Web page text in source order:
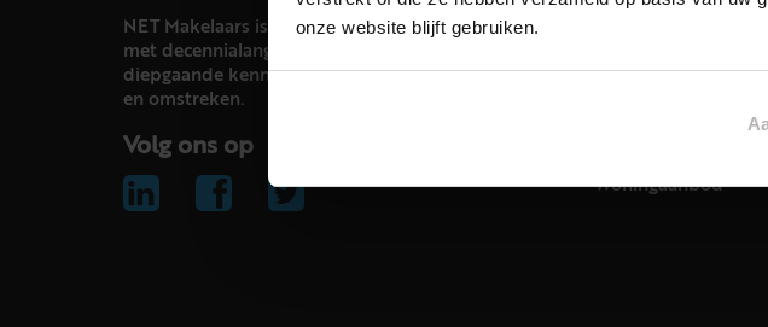
onze website blijft gebruiken.
NET Makelaars is een modern makelaarskantoor
met decennialange ervaring in het vak en
diepgaande kennis van de huizenmarkt in Haarlem
en omstreken.
Volg ons op
Verkoop
Woningaanbod